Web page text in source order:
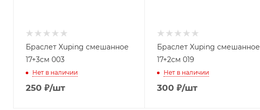
Браслет Xuping смешанное
17+3см 003
Нет в наличии
250 ₽/шт
Браслет Xuping смешанное
17+2см 019
Нет в наличии
300 ₽/шт